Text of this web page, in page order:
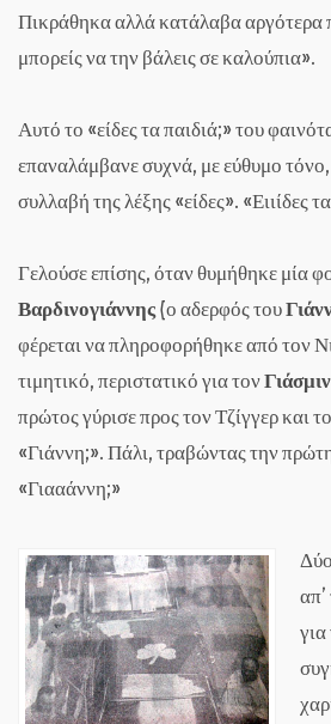
Πικράθηκα αλλά κατάλαβα αργότερα
μπορείς να την βάλεις σε καλούπια».
Αυτό το «είδες τα παιδιά;» του
επαναλάμβανε συχνά, με εύθυμο
συλλαβή της λέξης «είδες». «Ειιίδες
Γελούσε επίσης, όταν θυμήθηκε μία
Βαρδινογιάννης(ο αδερφός του
φέρεται να πληροφορήθηκε από τον
τιμητικό, περιστατικό για τον
πρώτος γύρισε προς τον Τζίγγερ και
«Γιάννη;». Πάλι, τραβώντας την
«Γιααάννη;»